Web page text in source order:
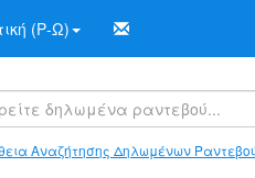
(Ρ-Ω)
Αναζήτησης Δηλωμένων